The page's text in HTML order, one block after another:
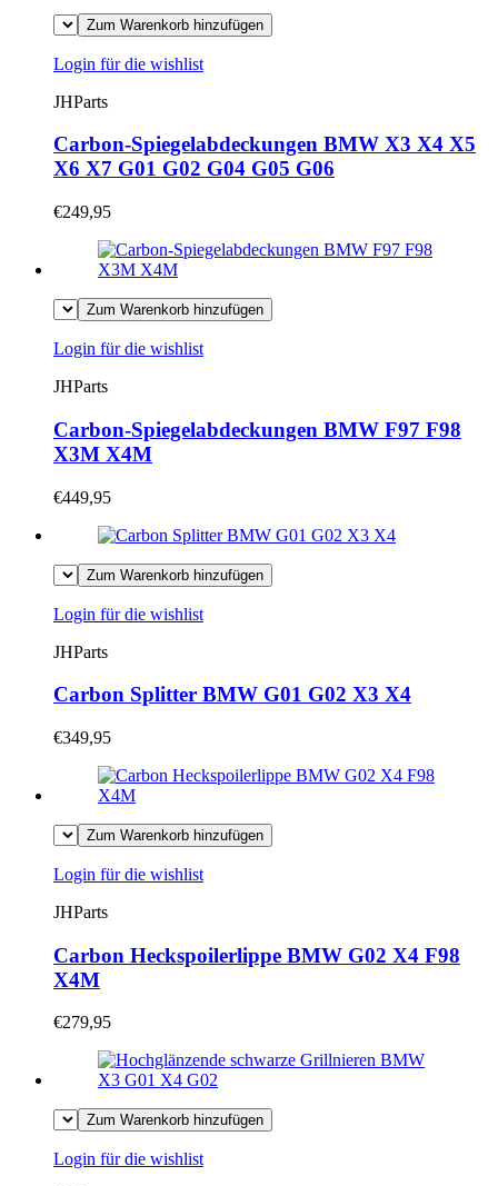
Zum Warenkorb hinzufügen
Login für die wishlist
JHParts
Carbon-Spiegelabdeckungen BMW X3 X4 X5
X6 X7 G01 G02 G04 G05 G06
€249,95
Zum Warenkorb hinzufügen
Login für die wishlist
JHParts
Carbon-Spiegelabdeckungen BMW F97 F98
X3M X4M
€449,95
Zum Warenkorb hinzufügen
Login für die wishlist
JHParts
Carbon Splitter BMW G01 G02 X3 X4
€349,95
Zum Warenkorb hinzufügen
Login für die wishlist
JHParts
Carbon Heckspoilerlippe BMW G02 X4 F98
X4M
€279,95
Zum Warenkorb hinzufügen
Login für die wishlist